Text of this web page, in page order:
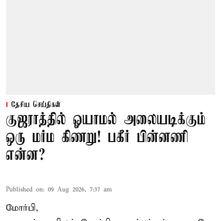
தேசிய செய்திகள்
குஜராத்தில் ஓயாமல் அலையடிக்கும்
ஒரு மர்ம கிணறு! பகீர் பின்னணி
என்ன?
Published on: 09 Aug 2026, 7:37 am
மோர்பி,